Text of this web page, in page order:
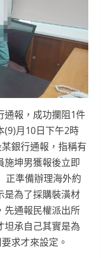
通報，成功攔阻1件
(9)月10日下午2時
銀行通報，指稱有
施坤男獲報後立即
正準備辦理海外約
是為了採購裝潢材
先通報民權派出所
坦承自己其實是為
求才來設定。